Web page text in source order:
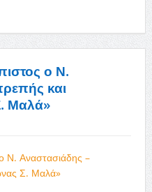
ο Ν.
και
Μαλά»